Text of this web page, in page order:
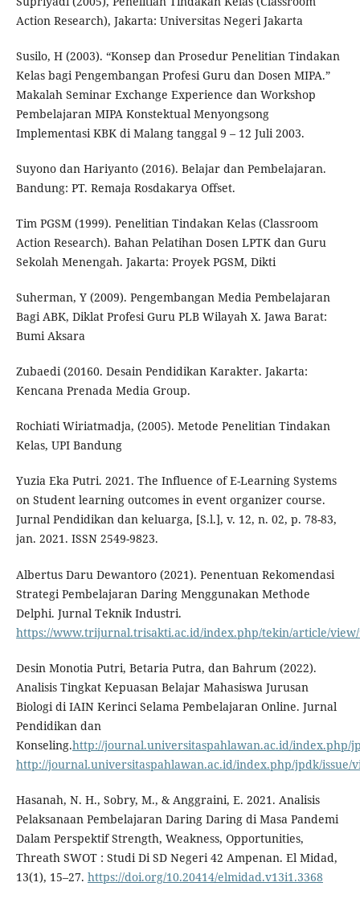
Action Research), Jakarta: Universitas Negeri Jakarta
Susilo, H (2003). “Konsep dan Prosedur Penelitian Tindakan
Kelas bagi Pengembangan Profesi Guru dan Dosen MIPA.”
Makalah Seminar Exchange Experience dan Workshop
Pembelajaran MIPA Konstektual Menyongsong
Implementasi KBK di Malang tanggal 9 – 12 Juli 2003.
Suyono dan Hariyanto (2016). Belajar dan Pembelajaran.
Bandung: PT. Remaja Rosdakarya Offset.
Tim PGSM (1999). Penelitian Tindakan Kelas (Classroom
Action Research). Bahan Pelatihan Dosen LPTK dan Guru
Sekolah Menengah. Jakarta: Proyek PGSM, Dikti
Suherman, Y (2009). Pengembangan Media Pembelajaran
Bagi ABK, Diklat Profesi Guru PLB Wilayah X. Jawa Barat:
Bumi Aksara
Zubaedi (20160. Desain Pendidikan Karakter. Jakarta:
Kencana Prenada Media Group.
Rochiati Wiriatmadja, (2005). Metode Penelitian Tindakan
Kelas, UPI Bandung
Yuzia Eka Putri. 2021. The Influence of E-Learning Systems
on Student learning outcomes in event organizer course.
Jurnal Pendidikan dan keluarga, [S.l.], v. 12, n. 02, p. 78-83,
jan. 2021. ISSN 2549-9823.
Albertus Daru Dewantoro (2021). Penentuan Rekomendasi
Strategi Pembelajaran Daring Menggunakan Methode
Delphi. Jurnal Teknik Industri.
https://www.trijurnal.trisakti.ac.id/index.php/tekin/article/view/
Desin Monotia Putri, Betaria Putra, dan Bahrum (2022).
Analisis Tingkat Kepuasan Belajar Mahasiswa Jurusan
Biologi di IAIN Kerinci Selama Pembelajaran Online. Jurnal
Pendidikan dan
Konseling.http://journal.universitaspahlawan.ac.id/index.php/
http://journal.universitaspahlawan.ac.id/index.php/jpdk/issue/
Hasanah, N. H., Sobry, M., & Anggraini, E. 2021. Analisis
Pelaksanaan Pembelajaran Daring Daring di Masa Pandemi
Dalam Perspektif Strength, Weakness, Opportunities,
Threath SWOT : Studi Di SD Negeri 42 Ampenan. El Midad,
13(1), 15–27. https://doi.org/10.20414/elmidad.v13i1.3368